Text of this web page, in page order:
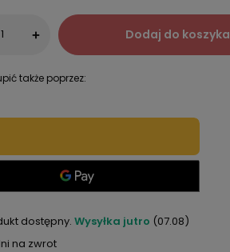
+ Dodaj do koszyka
także poprzez:
dostępny Wysyłka jutro (07.08)
na zwrot